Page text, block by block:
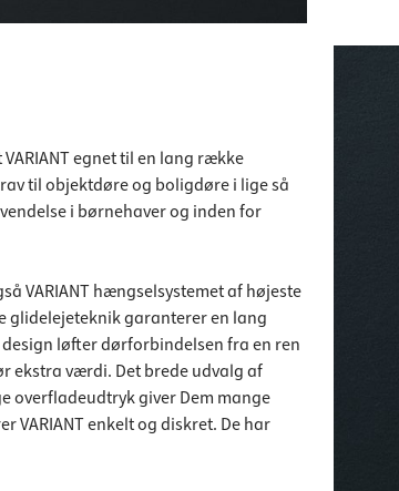
egnet til en lang række
til objektdøre og boligdøre i lige så
i børnehaver og inden for
VARIANT hængselsystemet af højeste
glidelejeteknik garanterer en lang
løfter dørforbindelsen fra en ren
ekstra værdi. Det brede udvalg af
overfladeudtryk giver Dem mange
VARIANT enkelt og diskret. De har